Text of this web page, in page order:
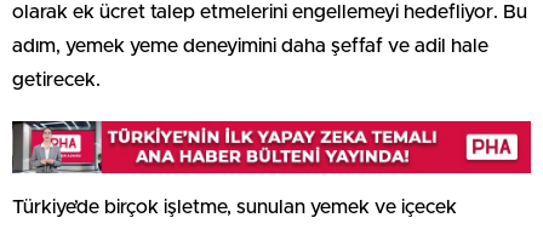
olarak ek ücret talep etmelerini engellemeyi hedefliyor. Bu
adım, yemek yeme deneyimini daha şeffaf ve adil hale
getirecek.
Türkiye’de birçok işletme, sunulan yemek ve içecek